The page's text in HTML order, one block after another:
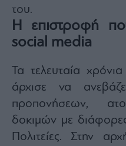
του.
Η επιστροφή
social media
Τα τελευταία
άρχισε να
προπονήσεων,
δοκιμών με
Πολιτείες. Στην